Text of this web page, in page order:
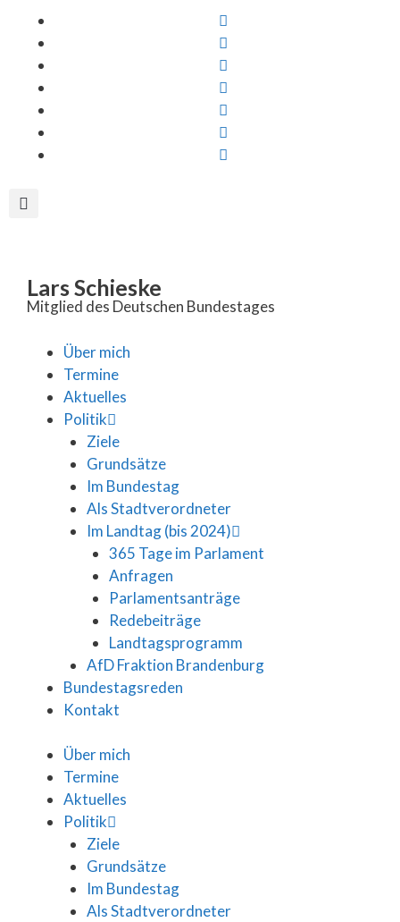
springen
Lars Schieske
Mitglied des Deutschen Bundestages
Über mich
Termine
Aktuelles
Politik
Ziele
Grundsätze
Im Bundestag
Als Stadtverordneter
Im Landtag (bis 2024)
365 Tage im Parlament
Anfragen
Parlamentsanträge
Redebeiträge
Landtagsprogramm
AfD Fraktion Brandenburg
Bundestagsreden
Kontakt
Über mich
Termine
Aktuelles
Politik
Ziele
Grundsätze
Im Bundestag
Als Stadtverordneter